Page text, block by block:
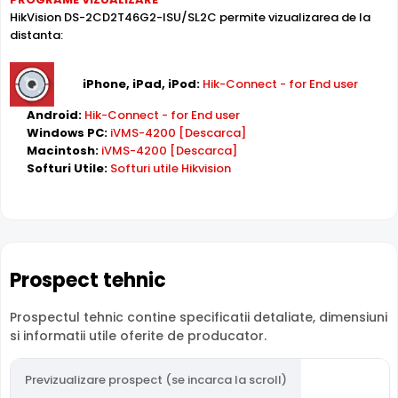
Cu compresia
pastrandu-si aceeasi calitate a imaginii. Economie
majora pe hard disk si banda de retea.
Protectie Exterior
HikVision DS-2CD2T46G2-ISU/SL2C este proiectata pentru
montaj exterior, cu carcasa dinMetal
picior, HikVision DS-2CD2T46G2-ISU/SL2C ofera rezistenta
risc de deteriorare intentionata.
HikVision DS-2CD2T46G2-ISU/SL2C dispune de intrari si
HikVision DS-2CD2T46G2-ISU/SL2C permite vizualizarea de la
distanta:
iPhone, iPad, iPod: Hik-Connect - for End user
Android: Hik-Connect - for End user
Windows PC: iVMS-4200 [Descarca]
Macintosh: iVMS-4200 [Descarca]
Softuri Utile: Softuri utile Hikvision
Prospect tehnic
Prospectul tehnic contine specificatii detaliate, dimensiuni
si informatii utile oferite de producator.
Previzualizare prospect (se incarca la scroll)